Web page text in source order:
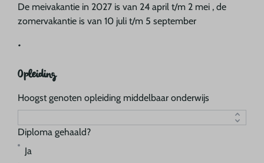
De meivakantie in 2027 is van 24 april t/m 2 mei , de
zomervakantie is van 10 juli t/m 5 september
.
Opleiding
Hoogst genoten opleiding middelbaar onderwijs
Diploma gehaald?
Ja